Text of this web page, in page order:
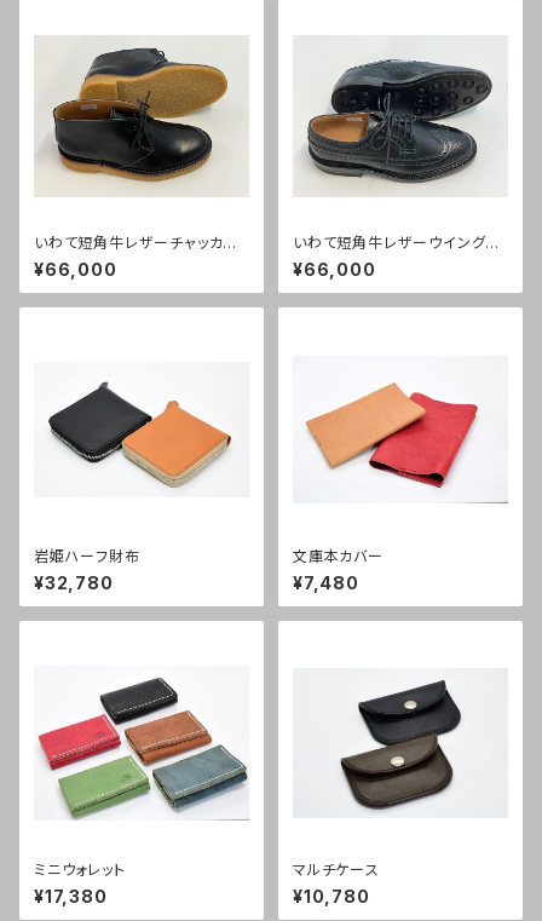
いわて短角牛レザーチャッカー
ブーツ【黒】リーガルコーポレー
ション製
¥66,000
いわて短角牛レザーウイングチ
ップ【黒】リーガルコーポレーシ
ョン製
¥66,000
岩姫ハーフ財布
¥32,780
文庫本カバー
¥7,480
ミニウォレット
¥17,380
マルチケース
¥10,780